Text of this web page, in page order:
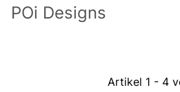
POi Designs
Artikel 1 - 4